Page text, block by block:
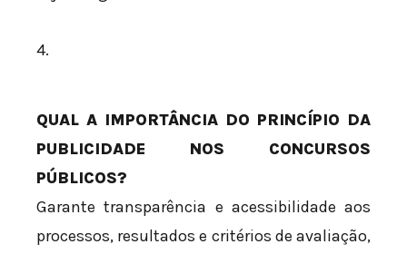
4.
QUAL A IMPORTÂNCIA DO PRINCÍPIO DA
PUBLICIDADE NOS CONCURSOS
PÚBLICOS?
Garante transparência e acessibilidade aos
processos, resultados e critérios de avaliação,